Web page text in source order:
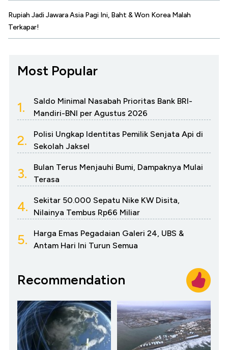
Rupiah Jadi Jawara Asia Pagi Ini, Baht & Won Korea Malah
Terkapar!
Most Popular
1.
Saldo Minimal Nasabah Prioritas Bank BRI-
Mandiri-BNI per Agustus 2026
2.
Polisi Ungkap Identitas Pemilik Senjata Api di
Sekolah Jaksel
3.
Bulan Terus Menjauhi Bumi, Dampaknya Mulai
Terasa
4.
Sekitar 50.000 Sepatu Nike KW Disita,
Nilainya Tembus Rp66 Miliar
5.
Harga Emas Pegadaian Galeri 24, UBS &
Antam Hari Ini Turun Semua
Recommendation